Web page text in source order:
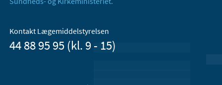
Kontakt Lægemiddelstyrelsen
44 88 95 95 (kl. 9 - 15)